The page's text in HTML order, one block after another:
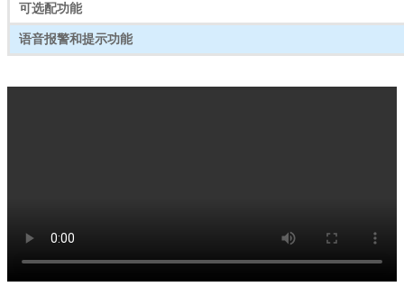
可选配功能
语音报警和提示功能